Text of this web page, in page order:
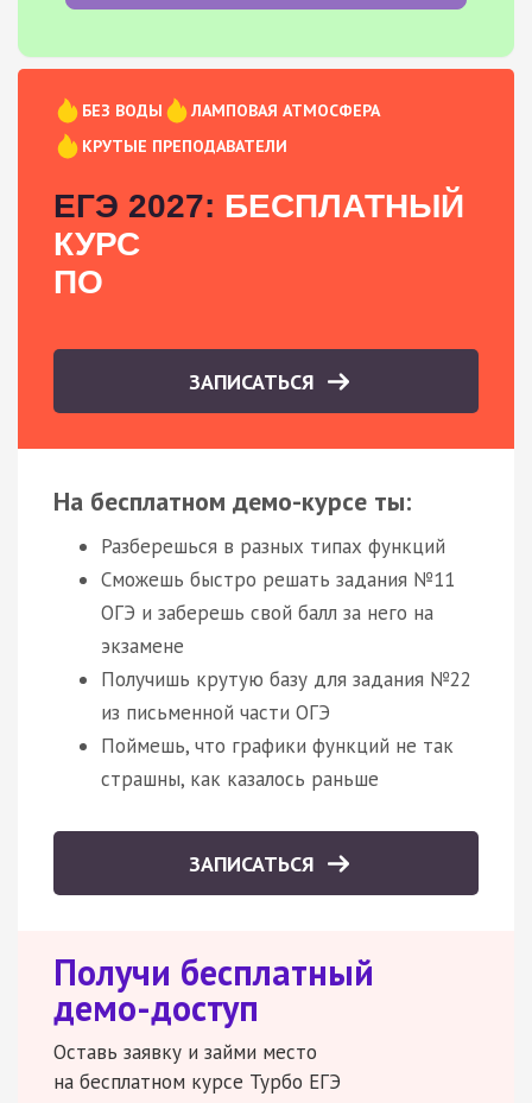
БЕЗ ВОДЫ
ЛАМПОВАЯ АТМОСФЕРА
КРУТЫЕ ПРЕПОДАВАТЕЛИ
ЕГЭ 2027: БЕСПЛАТНЫЙ
КУРС
ПО
ЗАПИСАТЬСЯ
На бесплатном демо-курсе ты:
Разберешься в разных типах функций
Сможешь быстро решать задания №11
ОГЭ и заберешь свой балл за него на
экзамене
Получишь крутую базу для задания №22
из письменной части ОГЭ
Поймешь, что графики функций не так
страшны, как казалось раньше
ЗАПИСАТЬСЯ
Получи бесплатный
демо-доступ
Оставь заявку и займи место
на бесплатном курсе Турбо ЕГЭ